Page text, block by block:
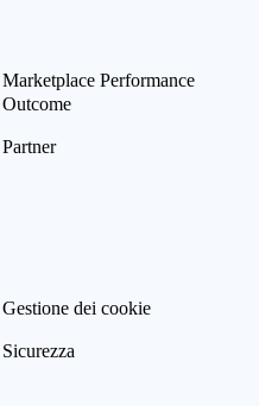
Marketplace Performance
Outcome
Partner
Gestione dei cookie
Sicurezza